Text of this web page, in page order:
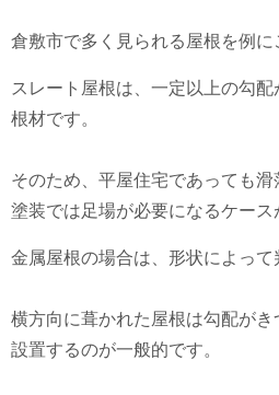
倉敷市で多く見られる屋根を例に
スレート屋根は、一定以上の勾
根材です。
そのため、平屋住宅であっても
塗装では足場が必要になるケース
金属屋根の場合は、形状によって
横方向に葺かれた屋根は勾配が
設置するのが一般的です。